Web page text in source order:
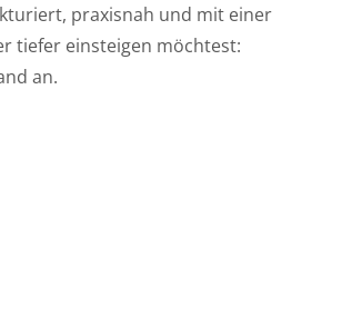
praxisnah und mit einer
tiefer einsteigen möchtest:
an.